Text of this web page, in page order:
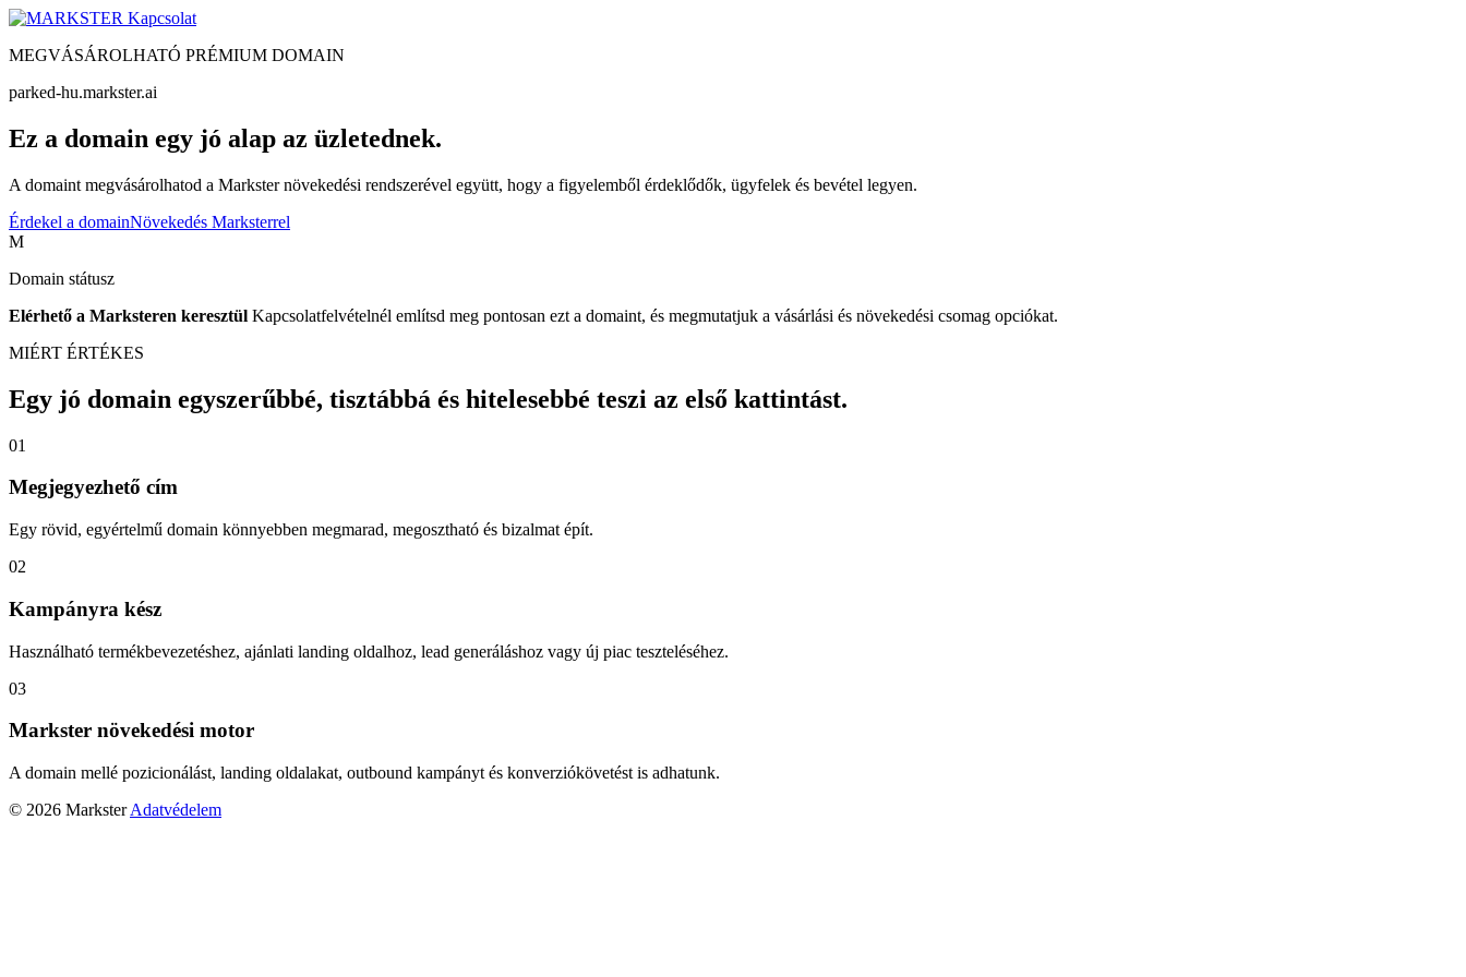
Kapcsolat
MEGVÁSÁROLHATÓ PRÉMIUM DOMAIN
parked-hu.markster.ai
Ez a domain egy jó alap az üzletednek.
A domaint megvásárolhatod a Markster növekedési rendszerével együtt, hogy a figyelemből érdeklődők, ügyfelek és bevétel legyen.
Érdekel a domainNövekedés Marksterrel
M
Domain státusz
Elérhető a Marksteren keresztül Kapcsolatfelvételnél említsd meg pontosan ezt a domaint, és megmutatjuk a vásárlási és növekedési csomag opciókat.
MIÉRT ÉRTÉKES
Egy jó domain egyszerűbbé, tisztábbá és hitelesebbé teszi az első kattintást.
01
Megjegyezhető cím
Egy rövid, egyértelmű domain könnyebben megmarad, megosztható és bizalmat épít.
02
Kampányra kész
Használható termékbevezetéshez, ajánlati landing oldalhoz, lead generáláshoz vagy új piac teszteléséhez.
03
Markster növekedési motor
A domain mellé pozicionálást, landing oldalakat, outbound kampányt és konverziókövetést is adhatunk.
© 2026 Markster Adatvédelem